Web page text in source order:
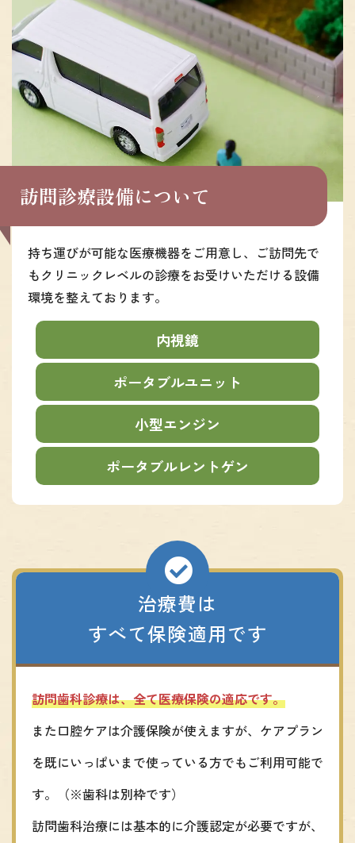
訪問診療設備について
持ち運びが可能な医療機器をご用意し、ご訪問先で
もクリニックレベルの診療をお受けいただける設備
環境を整えております。
内視鏡
ポータブルユニット
小型エンジン
ポータブルレントゲン
治療費は
すべて保険適用です
訪問歯科診療は、全て医療保険の適応です。
また口腔ケアは介護保険が使えますが、ケアプラン
を既にいっぱいまで使っている方でもご利用可能で
す。（※歯科は別枠です）
訪問歯科治療には基本的に介護認定が必要ですが、